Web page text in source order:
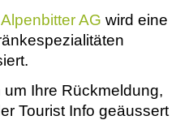
AG wird eine
Ihre Rückmeldung,
Tourist Info geäussert